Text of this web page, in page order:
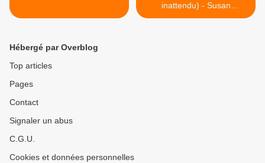
inattendu) - Susan
Elizabeth Philips >
Hébergé par Overblog
Top articles
Pages
Contact
Signaler un abus
C.G.U.
Cookies et données personnelles